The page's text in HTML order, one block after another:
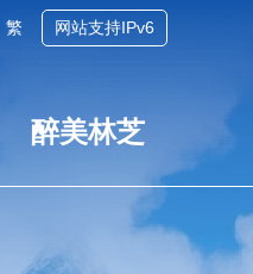
繁 网站支持IPv6
醉美林芝